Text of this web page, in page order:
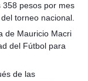
358 pesos por mes
torneo nacional.
de Mauricio Macri
del Fútbol para
de las